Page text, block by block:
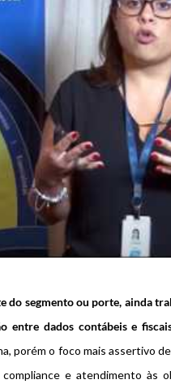
do segmento ou porte, ainda
entre dados contábeis e
porém o foco mais assertivo
e atendimento às